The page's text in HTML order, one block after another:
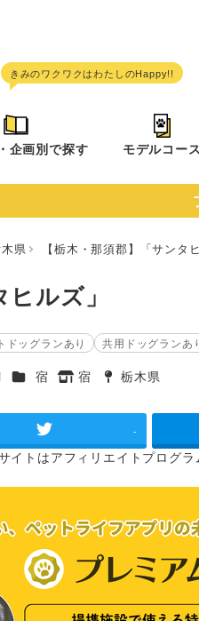
企画別で探す モデルコース
県 【栃木・那須郡】「サンタ
ルズ」
ドッグランあり 共用ドッグランあ
施設ジャンル
宿
タグ
宿
タグ
栃木県
-
イトはアフィリエイトプログラ